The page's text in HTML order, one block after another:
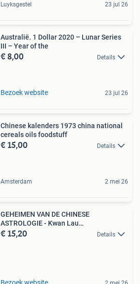
Luyksgestel 23 jul 26
Australië. 1 Dollar 2020 – Lunar Series
III – Year of the
€ 8,00 Details
Bezoek website 23 jul 26
Chinese kalenders 1973 china national
cereals oils foodstuff
€ 15,00 Details
Amsterdam 2 mei 26
GEHEIMEN VAN DE CHINESE
ASTROLOGIE - Kwan Lau
9789063783129
€ 15,20 Details